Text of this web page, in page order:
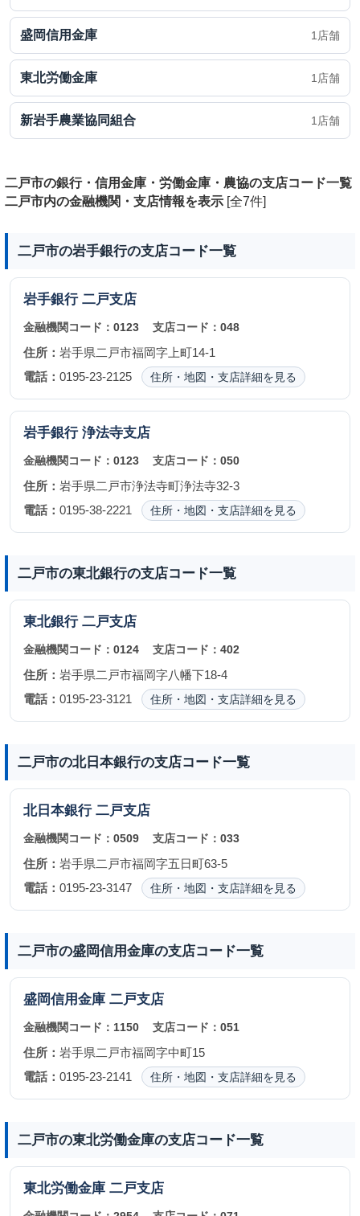
盛岡信用金庫 1店舗
東北労働金庫 1店舗
新岩手農業協同組合 1店舗
二戸市の銀行・信用金庫・労働金庫・農協の支店コード一覧
二戸市内の金融機関・支店情報を表示 [全7件]
二戸市の岩手銀行の支店コード一覧
岩手銀行 二戸支店
金融機関コード： 0123 支店コード：048
住所： 岩手県二戸市福岡字上町14-1
電話： 0195-23-2125 住所・地図・支店詳細を見る
岩手銀行 浄法寺支店
金融機関コード： 0123 支店コード：050
住所： 岩手県二戸市浄法寺町浄法寺32-3
電話： 0195-38-2221 住所・地図・支店詳細を見る
二戸市の東北銀行の支店コード一覧
東北銀行 二戸支店
金融機関コード： 0124 支店コード：402
住所： 岩手県二戸市福岡字八幡下18-4
電話： 0195-23-3121 住所・地図・支店詳細を見る
二戸市の北日本銀行の支店コード一覧
北日本銀行 二戸支店
金融機関コード： 0509 支店コード：033
住所： 岩手県二戸市福岡字五日町63-5
電話： 0195-23-3147 住所・地図・支店詳細を見る
二戸市の盛岡信用金庫の支店コード一覧
盛岡信用金庫 二戸支店
金融機関コード： 1150 支店コード：051
住所： 岩手県二戸市福岡字中町15
電話： 0195-23-2141 住所・地図・支店詳細を見る
二戸市の東北労働金庫の支店コード一覧
東北労働金庫 二戸支店